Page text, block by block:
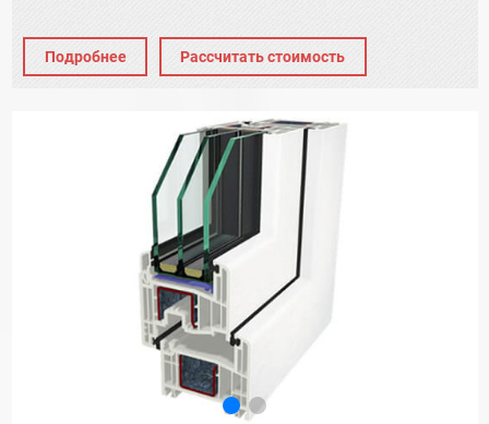
Подробнее Рассчитать стоимость